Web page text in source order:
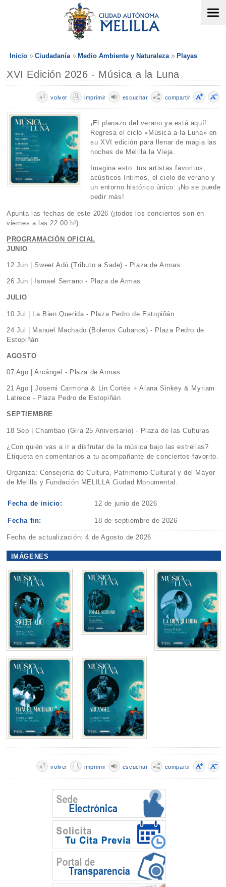
Inicio Ciudadanía Medio Ambiente y Naturaleza Playas
XVI Edición 2026 - Música a la Luna
compartir
escuchar
imprimir
volver
¡El planazo del verano ya está aquí!
Regresa el ciclo «Música a la Luna» en
su XVI edición para llenar de magia las
noches de Melilla la Vieja.
Imagina esto: tus artistas favoritos,
acústicos íntimos, el cielo de verano y
un entorno histórico único. ¡No se puede
pedir más!
Apunta las fechas de este 2026 (¡todos los conciertos son en
viernes a las 22:00 h!):
PROGRAMACIÓN OFICIAL
JUNIO
12 Jun | Sweet Adú (Tributo a Sade) - Plaza de Armas
26 Jun | Ismael Serrano - Plaza de Armas
JULIO
10 Jul | La Bien Querida - Plaza Pedro de Estopiñán
24 Jul | Manuel Machado (Boleros Cubanos) - Plaza Pedro de
Estopiñán
AGOSTO
07 Ago | Arcángel - Plaza de Armas
21 Ago | Josemi Carmona & Lin Cortés + Alana Sinkëy & Myriam
Latrece - Plaza Pedro de Estopiñán
SEPTIEMBRE
18 Sep | Chambao (Gira 25 Aniversario) - Plaza de las Culturas
¿Con quién vas a ir a disfrutar de la música bajo las estrellas?
Etiqueta en comentarios a tu acompañante de conciertos favorito.
Organiza: Consejería de Cultura, Patrimonio Cultural y del Mayor
de Melilla y Fundación MELILLA Ciudad Monumental.
Fecha de inicio: 12 de junio de 2026
Fecha fin: 18 de septiembre de 2026
Fecha de actualización: 4 de Agosto de 2026
IMÁGENES
compartir
escuchar
imprimir
volver